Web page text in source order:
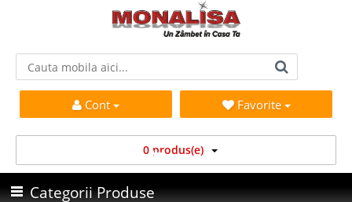
Cont Favorite
0 produs(e)
Categorii Produse